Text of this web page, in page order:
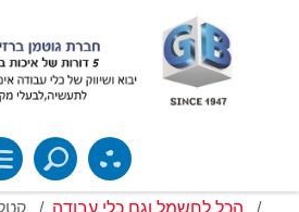
/ הכל לחשמל וגם כלי עבודה
/